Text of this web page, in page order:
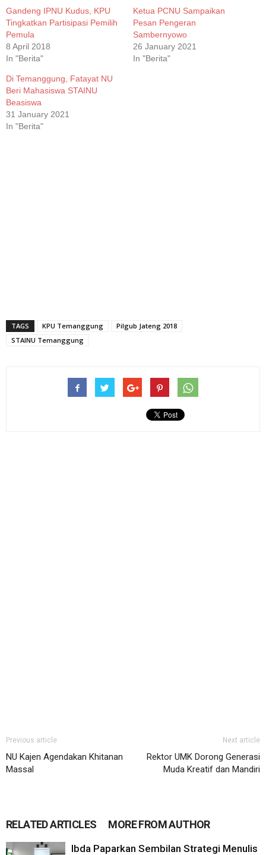
Gandeng IPNU Kudus, KPU
Tingkatkan Partisipasi Pemilih
Pemula
8 April 2018
In "Berita"
Ketua PCNU Sampaikan
Pesan Pengeran
Sambernyowo
26 January 2021
In "Berita"
Di Temanggung, Fatayat NU
Beri Mahasiswa STAINU
Beasiswa
31 January 2021
In "Berita"
TAGS KPU Temanggung
Pilgub Jateng 2018
STAINU Temanggung
Previous article
NU Kajen Agendakan Khitanan
Massal
Next article
Rektor UMK Dorong Generasi
Muda Kreatif dan Mandiri
RELATED ARTICLES MORE FROM AUTHOR
Ibda Paparkan Sembilan Strategi Menulis